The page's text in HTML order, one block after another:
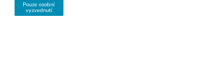
Pouze osobní
vyzvednutí